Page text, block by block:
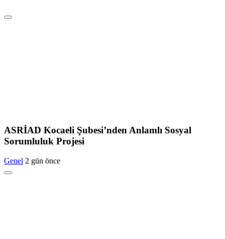
ASRİAD Kocaeli Şubesi’nden Anlamlı Sosyal
Sorumluluk Projesi
Genel 2 gün önce